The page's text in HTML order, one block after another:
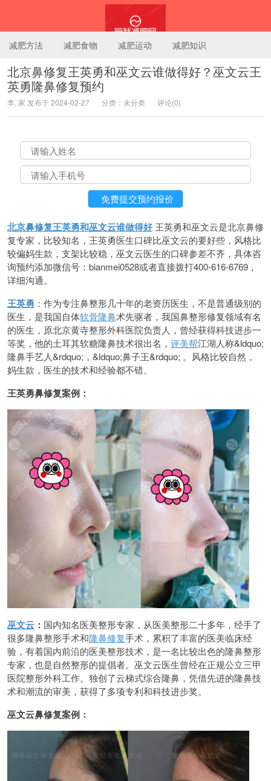
减肥方法 减肥食物 减肥运动 减肥知识
北京鼻修复王英勇和巫文云谁做得好？巫文云王
英勇隆鼻修复预约
李, 家 发布于 2024-02-27 分类：未分类 评论(0)
北京鼻修复王英勇和巫文云谁做得好王英勇和巫文云是北京鼻修
复专家，比较知名，王英勇医生口碑比巫文云的要好些，风格比
较偏妈生款，支架比较稳，巫文云医生的口碑参差不齐，具体咨
询预约添加微信号：bianmei0528或者直接拨打400-616-6769，
详细沟通。
王英勇 ：作为专注鼻整形几十年的老资历医生，不是普通级别的
医生，是我国自体软骨隆鼻术先驱者，我国鼻整形修复领域有名
的医生，原北京黄寺整形外科医院负责人，曾经获得科技进步一
等奖，他的土耳其软糖隆鼻技术很出名， 评美帮江湖人称&ldquo;
隆鼻手艺人&rdquo;，&ldquo;鼻子王&rdquo; 。风格比较自然，
妈生款，医生的技术和经验都不错。
王英勇鼻修复案例：
巫文云 ： 国内知名医美整形专家，从医美整形二十多年，经手了
很多隆鼻整形手术和隆鼻修复手术，累积了丰富的医美临床经
验，有着国内前沿的医美整形技术，是一名比较出色的隆鼻整形
专家，也是自然整形的提倡者。巫文云医生曾经在正规公立三甲
医院整形外科工作。独创了云梯式综合隆鼻，凭借先进的隆鼻技
术和潮流的审美，获得了多项专利和科技进步奖。
巫文云鼻修复案例：